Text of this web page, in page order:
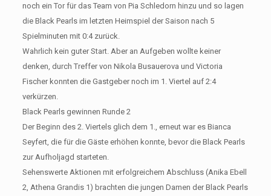
noch ein Tor für das Team von Pia Schledorn hinzu und so lagen
die Black Pearls im letzten Heimspiel der Saison nach 5
Spielminuten mit 0:4 zurück.
Wahrlich kein guter Start. Aber an Aufgeben wollte keiner
denken, durch Treffer von Nikola Busauerova und Victoria
Fischer konnten die Gastgeber noch im 1. Viertel auf 2:4
verkürzen.
Black Pearls gewinnen Runde 2
Der Beginn des 2. Viertels glich dem 1., erneut war es Bianca
Seyfert, die für die Gäste erhöhen konnte, bevor die Black Pearls
zur Aufholjagd starteten.
Sehenswerte Aktionen mit erfolgreichem Abschluss (Anika Ebell
2, Athena Grandis 1) brachten die jungen Damen der Black Pearls